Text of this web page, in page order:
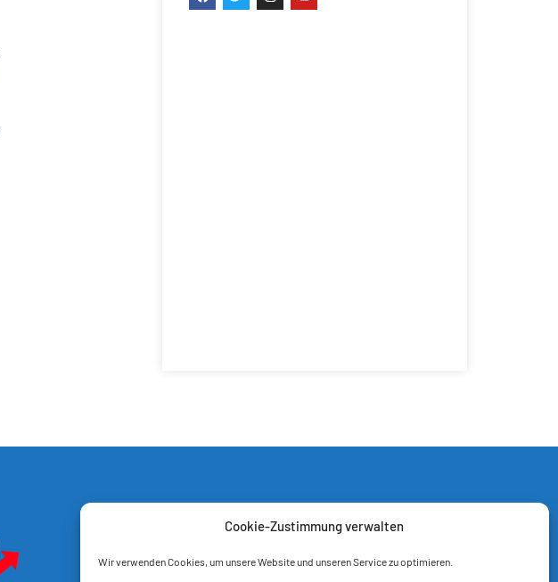
Cookie-Zustimmung verwalten
Wir verwenden Cookies, um unsere Website und unseren Service zu optimieren.